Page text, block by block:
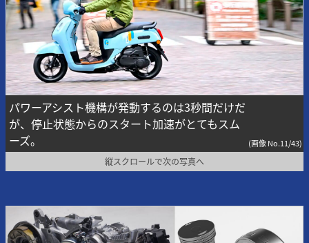
パワーアシスト機構が発動するのは3秒間だけだ
が、停止状態からのスタート加速がとてもスム
ーズ。
(画像 No.11/43)
縦スクロールで次の写真へ